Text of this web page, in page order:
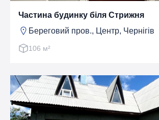
Частина будинку біля Стрижня
Береговий пров., Центр, Чернігів
106 м²